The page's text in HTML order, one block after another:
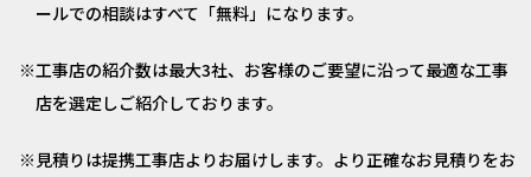
ールでの相談はすべて「無料」になります。
工事店の紹介数は最大3社、お客様のご要望に沿って最適な工事
店を選定しご紹介しております。
見積りは提携工事店よりお届けします。より正確なお見積りをお